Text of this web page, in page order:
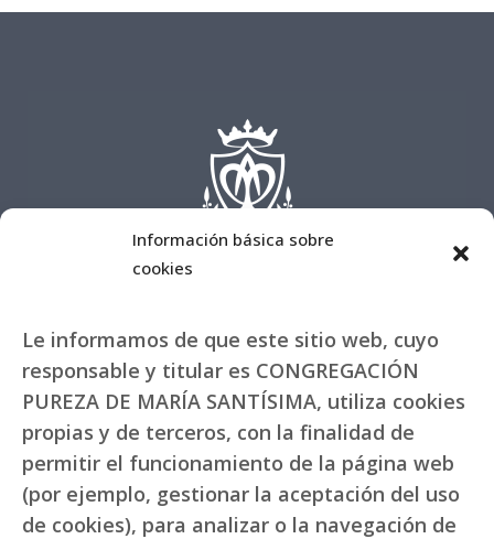
Información básica sobre
cookies
Le informamos de que este sitio web, cuyo
responsable y titular es CONGREGACIÓN
PUREZA DE MARÍA SANTÍSIMA, utiliza cookies
propias y de terceros, con la finalidad de
permitir el funcionamiento de la página web
(por ejemplo, gestionar la aceptación del uso
de cookies), para analizar o la navegación de